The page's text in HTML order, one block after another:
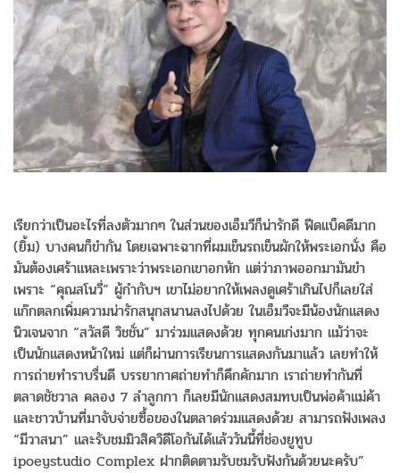
เรียกว่าเป็นอะไรที่ลงตัวมากๆ ในส่วนของเอ็มวีก็น่ารักดี ฟีดแบ็คดีมาก
(ยิ้ม) บางคนก็ขำกัน โดยเฉพาะฉากที่ผมเข็นรถเข็นผักให้พระเอกนั่ง คือ
มันต้องเศร้าแหละเพราะว่าพระเอกเขาอกหัก แต่ว่าภาพออกมามันขำ
เพราะ “คุณสโนวี่” ผู้กำกับฯ เขาไม่อยากให้เพลงดูเศร้าเกินไปก็เลยใส่
แก๊กตลกเพิ่มความน่ารักสนุกสนานลงไปด้วย ในเอ็มวีจะมีน้องนักแสดง
นิวเจนจาก “สวัสดี วิชชั่น” มาร่วมแสดงด้วย ทุกคนเก่งมาก แม้ว่าจะ
เป็นนักแสดงหน้าใหม่ แต่ก็ผ่านการเรียนการแสดงกันมาแล้ว เลยทำให้
การถ่ายทำราบรื่นดี บรรยากาศถ่ายทำก็คึกคักมาก เราถ่ายทำกันที่
ตลาดชัชวาล คลอง 7 ลำลูกกา ก็เลยมีนักแสดงสมทบเป็นพ่อค้าแม่ค้า
และชาวบ้านที่มาจับจ่ายซื้อของในตลาดร่วมแสดงด้วย สามารถฟังเพลง
“มีวาสนา” และรับชมมิวสิควิดีโอกันได้แล้ววันนี้ที่ช่องยูทูบ
ipoeystudio Complex ฝากติดตามรับชมรับฟังกันด้วยนะครับ”